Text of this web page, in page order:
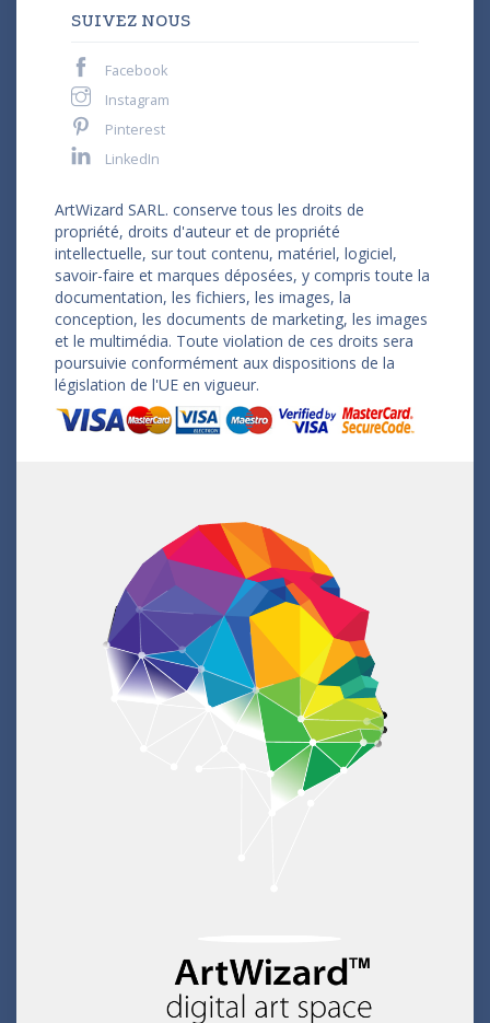
SUIVEZ NOUS
Facebook
Instagram
Pinterest
LinkedIn
ArtWizard SARL. conserve tous les droits de
propriété, droits d'auteur et de propriété
intellectuelle, sur tout contenu, matériel, logiciel,
savoir-faire et marques déposées, y compris toute la
documentation, les fichiers, les images, la
conception, les documents de marketing, les images
et le multimédia. Toute violation de ces droits sera
poursuivie conformément aux dispositions de la
législation de l'UE en vigueur.